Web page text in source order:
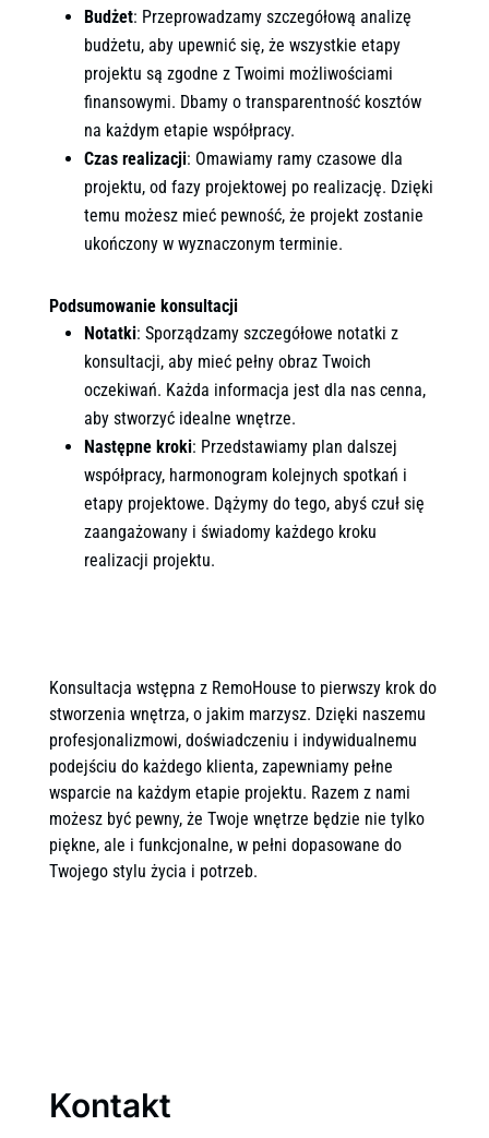
Budżet: Przeprowadzamy szczegółową analizę
budżetu, aby upewnić się, że wszystkie etapy
projektu są zgodne z Twoimi możliwościami
finansowymi. Dbamy o transparentność kosztów
na każdym etapie współpracy.
Czas realizacji: Omawiamy ramy czasowe dla
projektu, od fazy projektowej po realizację. Dzięki
temu możesz mieć pewność, że projekt zostanie
ukończony w wyznaczonym terminie.
Podsumowanie konsultacji
Notatki: Sporządzamy szczegółowe notatki z
konsultacji, aby mieć pełny obraz Twoich
oczekiwań. Każda informacja jest dla nas cenna,
aby stworzyć idealne wnętrze.
Następne kroki: Przedstawiamy plan dalszej
współpracy, harmonogram kolejnych spotkań i
etapy projektowe. Dążymy do tego, abyś czuł się
zaangażowany i świadomy każdego kroku
realizacji projektu.
Konsultacja wstępna z RemoHouse to pierwszy krok do
stworzenia wnętrza, o jakim marzysz. Dzięki naszemu
profesjonalizmowi, doświadczeniu i indywidualnemu
podejściu do każdego klienta, zapewniamy pełne
wsparcie na każdym etapie projektu. Razem z nami
możesz być pewny, że Twoje wnętrze będzie nie tylko
piękne, ale i funkcjonalne, w pełni dopasowane do
Twojego stylu życia i potrzeb.
Kontakt